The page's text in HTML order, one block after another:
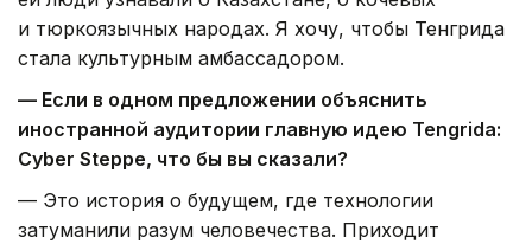
и тюркоязычных народах. Я хочу, чтобы Тенгрида
стала культурным амбассадором.
— Если в одном предложении объяснить
иностранной аудитории главную идею Tengrida:
Cyber Steppe, что бы вы сказали?
— Это история о будущем, где технологии
затуманили разум человечества. Приходит